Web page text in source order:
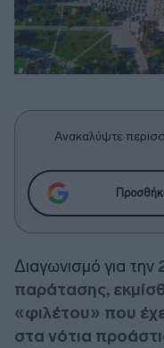
Ανακαλύψτε
Διαγωνισμό για την
παράτασης,
«φιλέτου» που
στα νότια